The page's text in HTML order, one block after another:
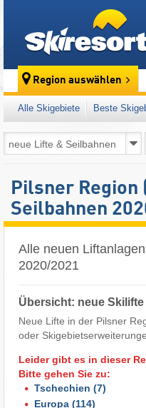
Region auswählen
Alle Skigebiete Beste
Pilsner
Seilbahnen
Alle neuen
2020/2021
Übersicht: neue
Neue Lifte in der Pilsner
oder
Leider gibt es in dieser
Bitte gehen Sie zu:
Tschechien (7)
Europa (114)